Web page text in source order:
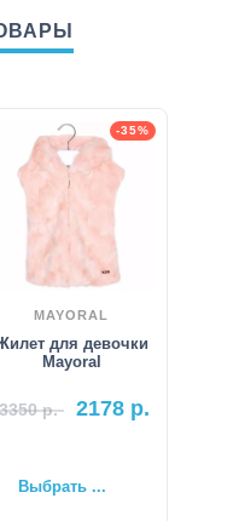
-35%
MAYORAL
для девочки
Mayoral
3350р. 2178 р.
Выбрать ...